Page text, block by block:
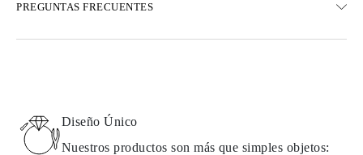
Opciones de entrega exprés también están disponibles
Detalles sobre métodos de envío, costos y tiempos de entrega se
pueden encontrar en laspreguntas frecuentes sobre la entrega
PREGUNTAS FRECUENTES
Diseño Único
Nuestros productos son más que simples objetos: